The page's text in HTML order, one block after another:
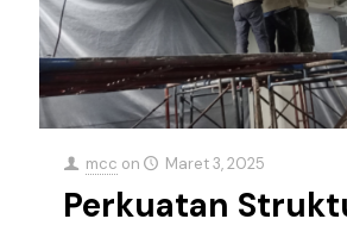
mcc on Maret 3, 2025
Perkuatan